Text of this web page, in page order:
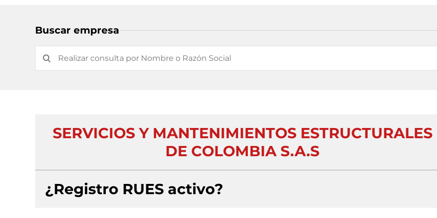
Buscar empresa
SERVICIOS Y MANTENIMIENTOS ESTRUCTURALES
DE COLOMBIA S.A.S
¿Registro RUES activo?